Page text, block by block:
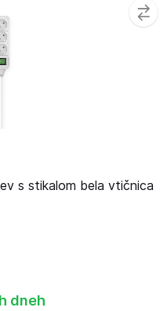
s stikalom bela vtičnica
dneh